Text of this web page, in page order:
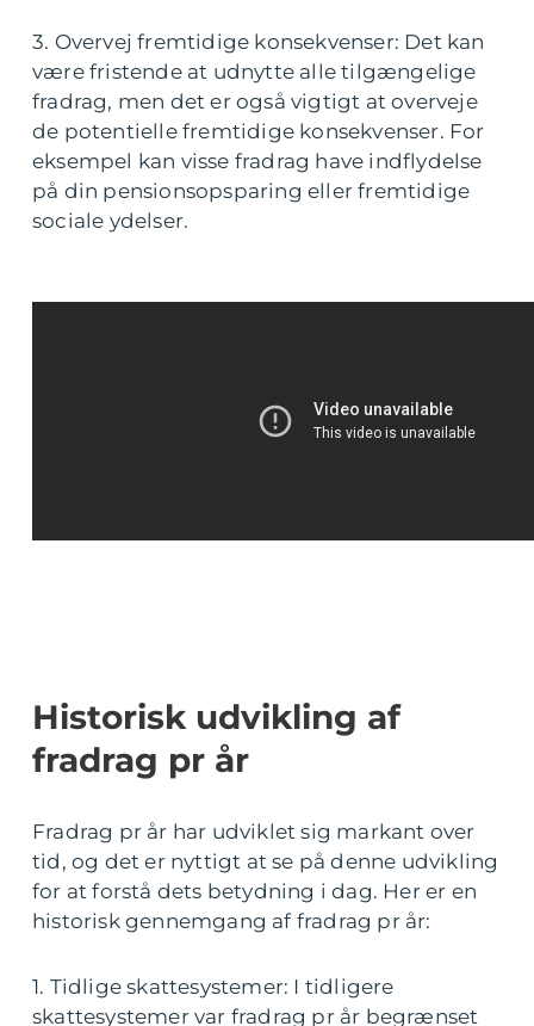
3. Overvej fremtidige konsekvenser: Det kan
være fristende at udnytte alle tilgængelige
fradrag, men det er også vigtigt at overveje
de potentielle fremtidige konsekvenser. For
eksempel kan visse fradrag have indflydelse
på din pensionsopsparing eller fremtidige
sociale ydelser.
Historisk udvikling af
fradrag pr år
Fradrag pr år har udviklet sig markant over
tid, og det er nyttigt at se på denne udvikling
for at forstå dets betydning i dag. Her er en
historisk gennemgang af fradrag pr år:
1. Tidlige skattesystemer: I tidligere
skattesystemer var fradrag pr år begrænset